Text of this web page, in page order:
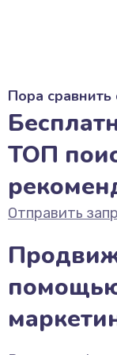
Пора сравнить
ТОП
Отправить